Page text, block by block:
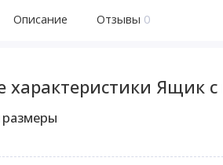
Описание Отзывы 0
характеристики